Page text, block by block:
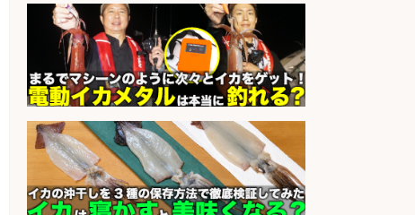
sponsored by 求人ボックス
魚の「バイヤー」貴方の目利きでヒ
ットを生む、裁量バイヤー募集
会社名 株式会社コムライン
sponsored by 求人ボックス
精肉・青果・鮮魚販売/志布志市周
辺でお魚のカットや商品の陳列スタ